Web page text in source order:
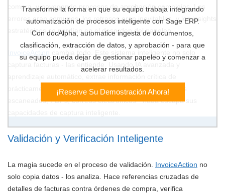
compra, y navegando procesos de aprobación complejos. Los
errores eran comunes, los retrasos eran inevitables, y los insights
estratégicos se perdían en el desorden del papeleo.
prácticamente cualquier fuente de documentos. Papeles
escaneados, PDFs, correos electrónicos - nada escapa sus
Validación y Verificación Inteligente
La magia sucede en el proceso de validación. InvoiceAction no
solo copia datos - los analiza. Hace referencias cruzadas de
detalles de facturas contra órdenes de compra, verifica
Transforme la forma en que su equipo trabaja integrando
automatización de procesos inteligente con Sage ERP.
Con docAlpha, automatice ingesta de documentos,
clasificación, extracción de datos, y aprobación - para que
su equipo pueda dejar de gestionar papeleo y comenzar a
acelerar resultados.
¡Reserve Su Demostración Ahora!